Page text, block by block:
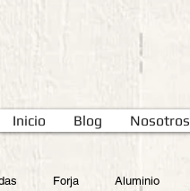
Inicio Blog Nosotros
Forja Aluminio